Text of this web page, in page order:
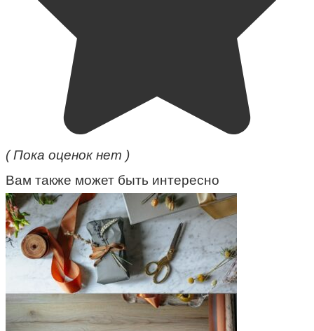
( Пока оценок нет )
Вам также может быть интересно